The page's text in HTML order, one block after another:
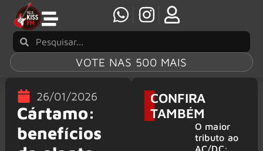
VOTE NAS 500 MAIS
26/01/2026
Cártamo:
benefícios
CONFIRA
TAMBÉM
O maior
tributo ao
AC/DC: